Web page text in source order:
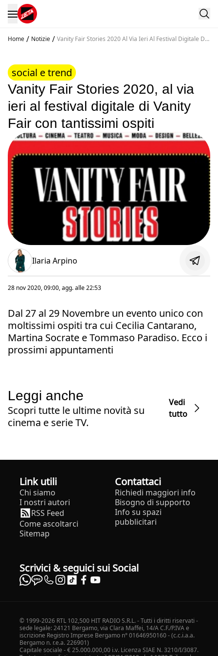
Home / Notizie / Vanity Fair Stories 2020 Al Via Ieri Al Festival Digitale Di
social e trend
Vanity Fair Stories 2020, al via
ieri al festival digitale di Vanity
Fair con tantissimi ospiti
Ilaria Arpino
28 nov 2020, 09:00, agg. alle22:53
Dal 27 al 29 Novembre un evento unico con
moltissimi ospiti tra cui Cecilia Cantarano,
Martina Socrate e Tommaso Paradiso. Ecco i
prossimi appuntamenti
Leggi anche
Scopri tutte le ultime novità su
cinema e serie TV.
Vedi
tutto
Link utili
Chi siamo
I nostri autori
RSS Feed
Come ascoltarci
Sitemap
Contattaci
Richiedi maggiori info
Bisogno di supporto
Info su spazi
pubblicitari
Scrivici & seguici sui Social
© 1999-2026 RTL 102,500 HIT RADIO S.R.L. - Tutti i diritti riservati -
sede legale: 24121 Bergamo, via Clara Maffei, 14/A C.F./P.IVA e
iscrizione Registro Imprese Bergamo n° 01646950160 - (c.c.i.a.a.
Bergamo n. r.e.a. 226901)
Capitale sociale - € 25.000.000,00 i.v. Licenza SIAE N. 3210/I/3087.